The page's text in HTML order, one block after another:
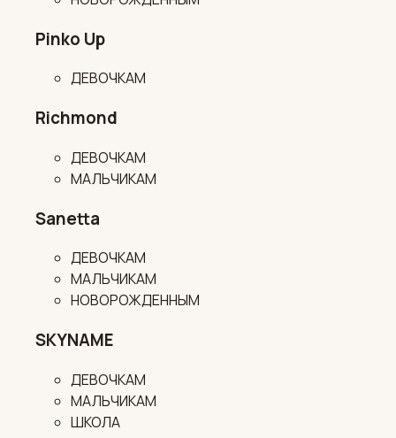
Pinko Up
ДЕВОЧКАМ
Richmond
ДЕВОЧКАМ
МАЛЬЧИКАМ
Sanetta
ДЕВОЧКАМ
МАЛЬЧИКАМ
НОВОРОЖДЕННЫМ
SKYNAME
ДЕВОЧКАМ
МАЛЬЧИКАМ
ШКОЛА